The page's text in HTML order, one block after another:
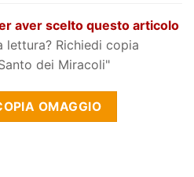
aver scelto questo articolo
lettura? Richiedi copia
dei Miracoli"
OMAGGIO